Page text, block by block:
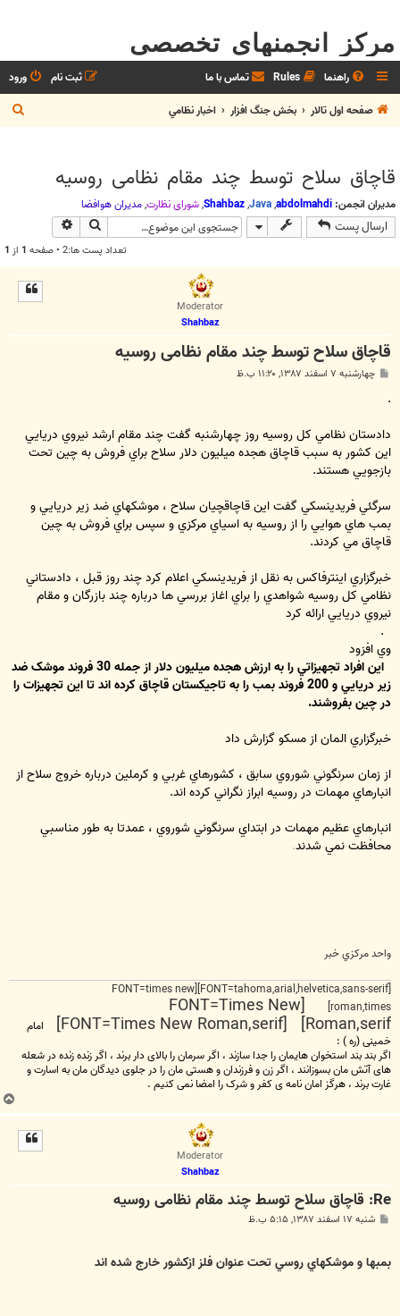
مرکز انجمنهای تخصصی
راهنما Rules تماس با ما ورود
ثبت نام
صفحه اول تالار
بخش جنگ افزار اخبار نظامي
س
قاچاق سلاح توسط چند مقام نظامی روسیه
مدیران انجمن: abdolmahdi
,
Java
,
Shahbaz
,شوراي نظارت,مديران هوافضا
ارسال پست جستجو
تعداد پست ها:2 • صفحه 1 از 1
Moderator
Shahbaz
قاچاق سلاح توسط چند مقام نظامی روسیه
س
چهارشنبه ۷ اسفند ۱۳۸۷, ۱۱:۲۰ ب.ظ
.
دادستان نظامي کل روسيه روز چهارشنبه گفت چند مقام ارشد نيروي دريايي
اين کشور به سبب قاچاق هجده ميليون دلار سلاح براي فروش به چين تحت
بازجويي هستند.
سرگئي فريدينسکي گفت اين قاچاقچيان سلاح ، موشکهاي ضد زير دريايي و
بمب هاي هوايي را از روسيه به اسياي مرکزي و سپس براي فروش به چين
قاچاق مي کردند.
خبرگزاري اينترفاکس به نقل از فريدينسکي اعلام کرد چند روز قبل ، دادستاني
نظامي کل روسيه شواهدي را براي اغاز بررسي ها درباره چند بازرگان و مقام
نيروي دريايي ارائه کرد
.
وي افزود
اين افراد تجهيزاتي را به ارزش هجده ميليون دلار از جمله 30 فروند موشک ضد
زير دريايي و 200 فروند بمب را به تاجيکستان قاچاق کرده اند تا اين تجهيزات را
در چين بفروشند.
خبرگزاري المان از مسکو گزارش داد
از زمان سرنگوني شوروي سابق ، کشورهاي غربي و کرملين درباره خروج سلاح از
انبارهاي مهمات در روسيه ابراز نگراني کرده اند.
انبارهاي عظيم مهمات در ابتداي سرنگوني شوروي ، عمدتا به طور مناسبي
محافظت نمي شدند.
واحد مرکزي خبر
[FONT=tahoma,arial,helvetica,sans-serif][FONT=times new
roman,times]
[FONT=Times New
Roman,serif] [FONT=Times New Roman,serif]
امام
خمینی (ره ) :
اگر بند بند استخوان هایمان را جدا سازند ، اگر سرمان را بالای دار برند ، اگر زنده زنده در شعله
های آتش مان بسوزانند ، اگر زن و فرزندان و هستی مان را در جلوی دیدگان مان به اسارت و
غارت برند ، هرگز امان نامه ی کفر و شرک را امضا نمی کنیم .
Moderator
Shahbaz
Re: قاچاق سلاح توسط چند مقام نظامی روسیه
شنبه ۱۷ اسفند ۱۳۸۷, ۵:۱۵ ب.ظ
بمبها و موشکهاي روسي تحت عنوان فلز ازکشور خارج شده اند